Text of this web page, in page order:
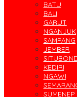
BATU
BALI
GARUT
NGANJUK
SAMPANG
JEMBER
KEDIRI
NGAWI
SUMENEP